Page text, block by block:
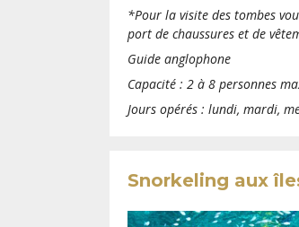
*Pour la visite des tombes
port de chaussures et de
Guide anglophone
Capacité : 2 à 8 personnes
Jours opérés : lundi, mardi,
Snorkeling aux